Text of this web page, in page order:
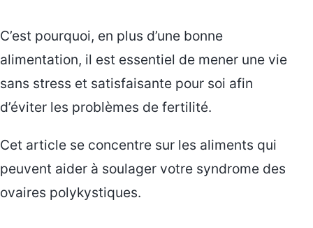
C’est pourquoi, en plus d’une bonne
alimentation, il est essentiel de mener une vie
sans stress et satisfaisante pour soi afin
d’éviter les problèmes de fertilité.
Cet article se concentre sur les aliments qui
peuvent aider à soulager votre syndrome des
ovaires polykystiques.